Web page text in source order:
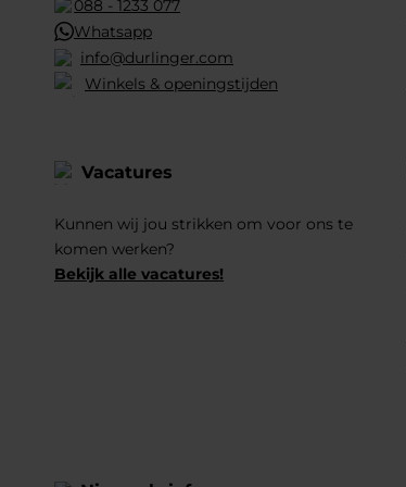
088 - 1233 077
Whatsapp
info@durlinger.com
Winkels & openingstijden
Vacatures
Kunnen wij jou strikken om voor ons te
komen werken?
Bekijk alle vacatures!